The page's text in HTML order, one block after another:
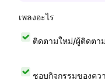
เพลงอะไร
ติดตามใหม่/ผู้ติดตา
ชอบกิจกรรมของคว